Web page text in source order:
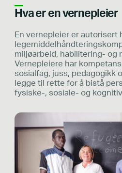
Hva er en vernepleier
En vernepleier er autorisert
miljøarbeid, habilitering- og
Vernepleiere har
sosialfag, juss, pedagogikk
legge til rette for å bistå
fysiske-, sosiale- og